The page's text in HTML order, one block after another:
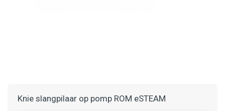
Knie slangpilaar op pomp ROM eSTEAM